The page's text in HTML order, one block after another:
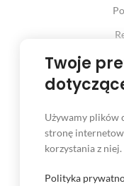
Twoje
Używamy plików
stronę
korzystania z niej.
Polityka